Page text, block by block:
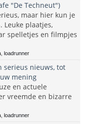
"De Techneut")
maar hier kun je
Leuke plaatjes,
spelletjes en filmpjes
loadrunner
serieus nieuws, tot
mening
en actuele
vreemde en bizarre
loadrunner